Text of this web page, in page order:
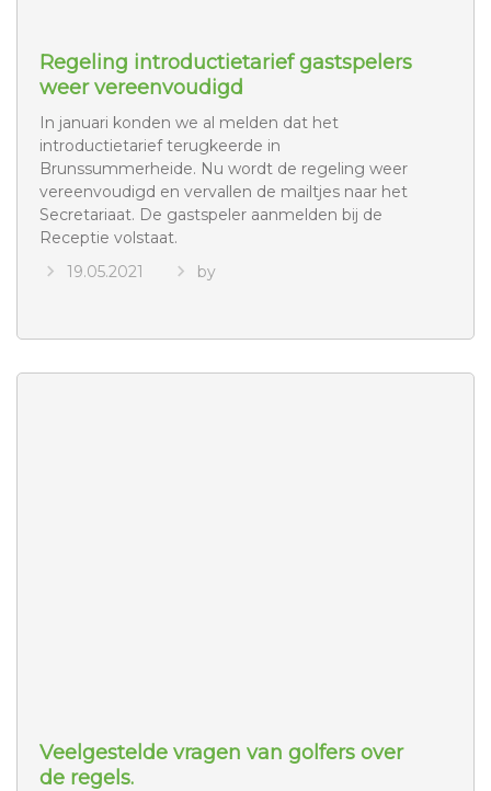
Regeling introductietarief gastspelers
weer vereenvoudigd
In januari konden we al melden dat het
introductietarief terugkeerde in
Brunssummerheide. Nu wordt de regeling weer
vereenvoudigd en vervallen de mailtjes naar het
Secretariaat. De gastspeler aanmelden bij de
Receptie volstaat.
19.05.2021
by
Veelgestelde vragen van golfers over
de regels.